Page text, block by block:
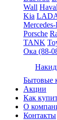
Wall Haval
Kia
Porsche
TANK
Ока (88-
Бытовые
Акции
Как
О
Контакты